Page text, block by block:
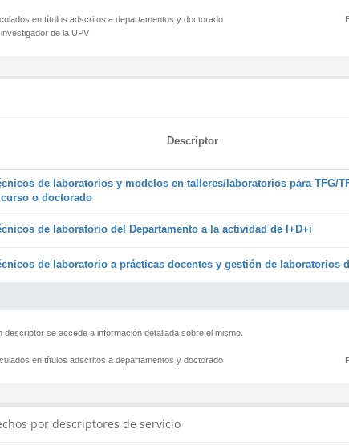
en títulos adscritos a departamentos y doctorado
de la UPV
Descriptor
de laboratorios y modelos en talleres/laboratorios para TFG/
o doctorado
de laboratorio del Departamento a la actividad de I+D+i
de laboratorio a prácticas docentes y gestión de laboratorios
descriptor se accede a información detallada sobre el mismo.
en títulos adscritos a departamentos y doctorado
por descriptores de servicio